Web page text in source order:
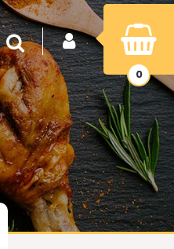
INICIAR SESIÓN
Buscar
0